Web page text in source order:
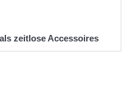
zeitlose Accessoires